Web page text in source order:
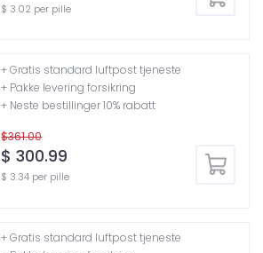
$ 3.02 per pille
$361.00
$ 300.99
$ 3.34 per pille
+ Gratis standard luftpost tjeneste
+ Pakke levering forsikring
+ Neste bestillinger 10% rabatt
+ Gratis standard luftpost tjeneste